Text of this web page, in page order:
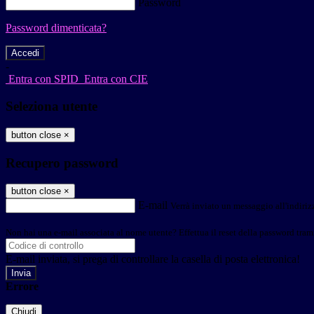
Password
Password dimenticata?
-
Entra con SPID Entra con CIE
Seleziona utente
button close ×
Recupero password
button close ×
E-mail Verrà inviato un messaggio
Non hai una e-mail associata al nome utente? Effettua il reset della password
E-mail inviata, si prega di controllare la casella di posta elettronica!
Errore
Chiudi